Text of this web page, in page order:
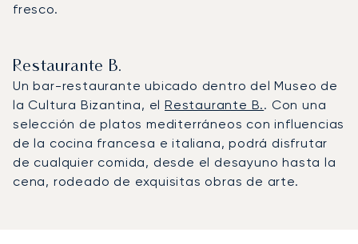
fresco.
Restaurante B.
Un bar-restaurante ubicado dentro del Museo de
la Cultura Bizantina, elRestaurante B.. Con una
selección de platos mediterráneos con influencias
de la cocina francesa e italiana, podrá disfrutar
de cualquier comida, desde el desayuno hasta la
cena, rodeado de exquisitas obras de arte.